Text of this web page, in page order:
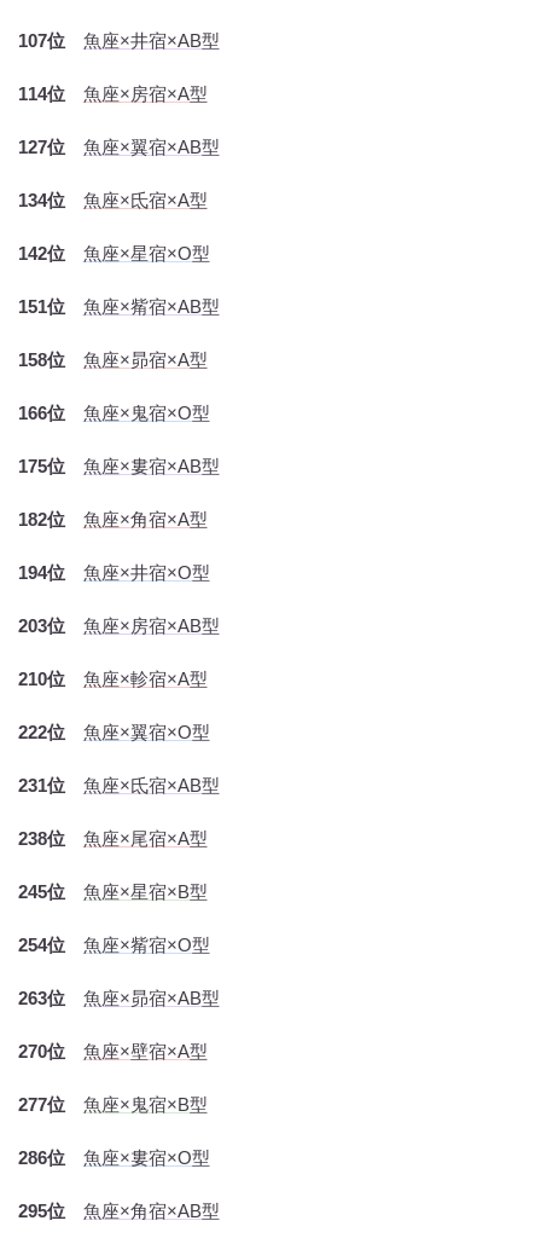
107位 魚座×井宿×AB型
114位 魚座×房宿×A型
127位 魚座×翼宿×AB型
134位 魚座×氐宿×A型
142位 魚座×星宿×O型
151位 魚座×觜宿×AB型
158位 魚座×昴宿×A型
166位 魚座×鬼宿×O型
175位 魚座×婁宿×AB型
182位 魚座×角宿×A型
194位 魚座×井宿×O型
203位 魚座×房宿×AB型
210位 魚座×軫宿×A型
222位 魚座×翼宿×O型
231位 魚座×氐宿×AB型
238位 魚座×尾宿×A型
245位 魚座×星宿×B型
254位 魚座×觜宿×O型
263位 魚座×昴宿×AB型
270位 魚座×壁宿×A型
277位 魚座×鬼宿×B型
286位 魚座×婁宿×O型
295位 魚座×角宿×AB型